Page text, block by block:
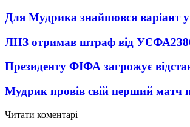
Для Мудрика знайшовся варіант у
ЛНЗ отримав штраф від УЄФА
Президенту ФІФА загрожує
Мудрик провів свій перший матч
Читати коментарі